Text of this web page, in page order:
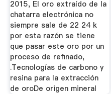
2015, El oro extraído de la
chatarra electrónica no
siempre sale de 22 24 k
por esta razón se tiene
que pasar este oro por un
proceso de refinado,
.Tecnologías de carbono y
resina para la extracción
de oroDe origen mineral